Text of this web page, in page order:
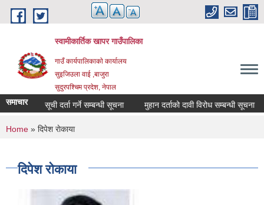
Skip to main content
स्वामीकार्तिक खापर गाउँपालिका
गाउँ कार्यपालिकाकाे कार्यालय
सुइजिउला वाई ,बाजुरा
सुदुरपश्चिम प्रदेश, नेपाल
समाचार
माैजुदा सूची दर्ता गर्ने सम्बन्धी सूचना मुहान दर्ताको दावी विरोध सम्बन्धी सूचना
You are here
Home » दिपेश राेकाया
दिपेश राेकाया